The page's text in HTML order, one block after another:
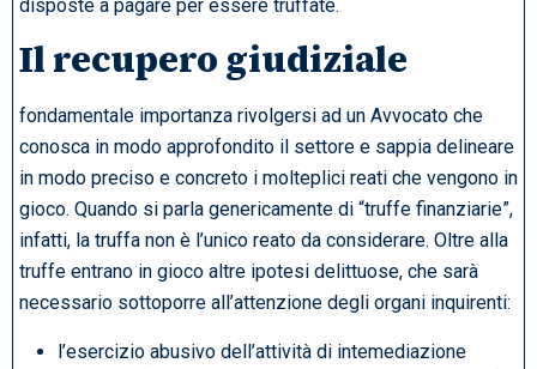
disposte a pagare per essere truffate.
Il recupero giudiziale
fondamentale importanza rivolgersi ad un Avvocato che
conosca in modo approfondito il settore e sappia delineare
in modo preciso e concreto i molteplici reati che vengono in
gioco. Quando si parla genericamente di “truffe finanziarie”,
infatti, la truffa non è l’unico reato da considerare. Oltre alla
truffe entrano in gioco altre ipotesi delittuose, che sarà
necessario sottoporre all’attenzione degli organi inquirenti:
l’esercizio abusivo dell’attività di intemediazione